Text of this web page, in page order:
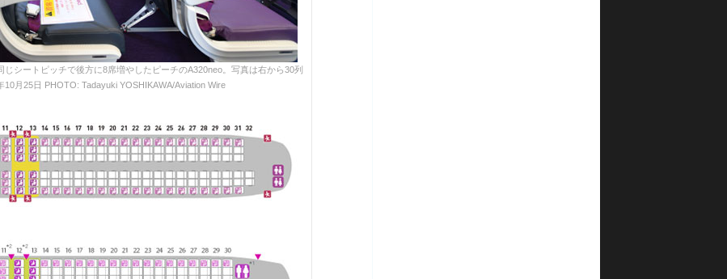
シートピッチで後方に8席増やしたピーチのA320neo。写真は右から30列
月25日 PHOTO: Tadayuki YOSHIKAWA/Aviation Wire